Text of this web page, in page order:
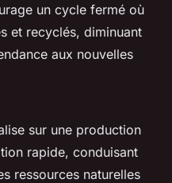
un cycle fermé où
et recyclés, diminuant
aux nouvelles
sur une production
rapide, conduisant
ressources naturelles